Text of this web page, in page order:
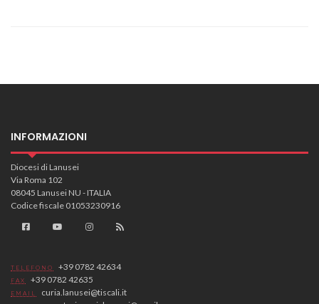
INFORMAZIONI
Diocesi di Lanusei
Via Roma 102
08045 Lanusei NU - ITALIA
Codice fiscale 01053230916
TELEFONO +39 0782 42634
FAX +39 0782 42635
EMAIL curia.lanusei@tiscali.it